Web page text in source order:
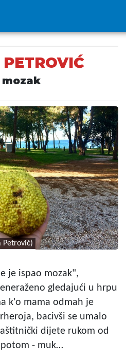
Petrović)
je ispao mozak",
gledajući u hrpu
k'o mama odmah je
bacivši se umalo
dijete rukom od
- muk…